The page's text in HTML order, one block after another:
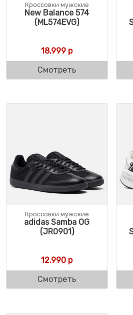
Кроссовки мужские
New Balance 574
(ML574EVG)
18.999 р
Смотреть
Кроссовки мужские
adidas Samba OG
(JR0901)
12.990 р
Смотреть